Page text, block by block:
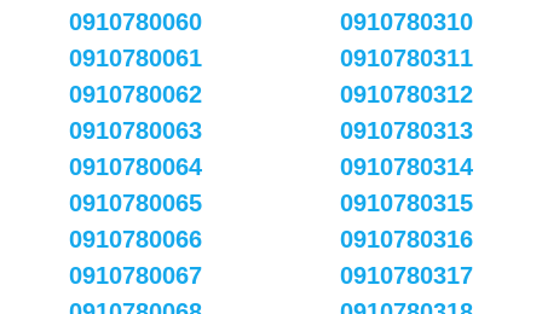
0910780060
0910780061
0910780062
0910780063
0910780064
0910780065
0910780066
0910780067
0910780310
0910780311
0910780312
0910780313
0910780314
0910780315
0910780316
0910780317